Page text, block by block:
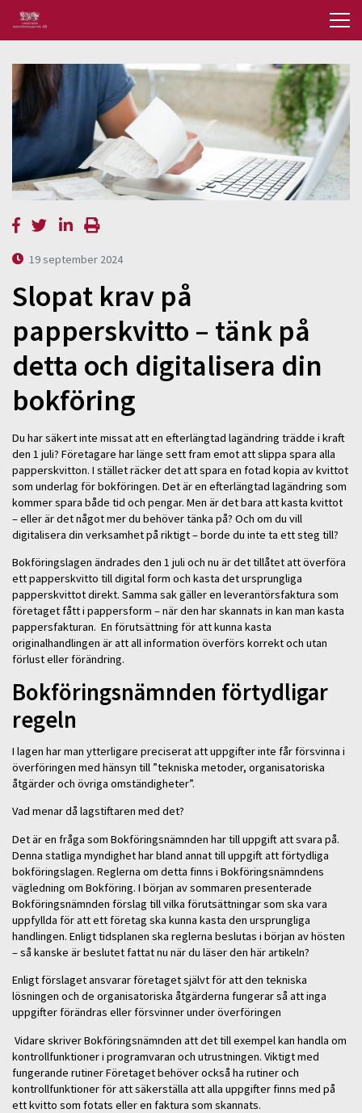
19 september 2024
Slopat krav på
papperskvitto – tänk på
detta och digitalisera din
bokföring
Du har säkert inte missat att en efterlängtad lagändring trädde i kraft
den 1 juli? Företagare har länge sett fram emot att slippa spara alla
papperskvitton. I stället räcker det att spara en fotad kopia av kvittot
som underlag för bokföringen. Det är en efterlängtad lagändring som
kommer spara både tid och pengar. Men är det bara att kasta kvittot
– eller är det något mer du behöver tänka på? Och om du vill
digitalisera din verksamhet på riktigt – borde du inte ta ett steg till?
Bokföringslagen ändrades den 1 juli och nu är det tillåtet att överföra
ett papperskvitto till digital form och kasta det ursprungliga
papperskvittot direkt. Samma sak gäller en leverantörsfaktura som
företaget fått i pappersform – när den har skannats in kan man kasta
pappersfakturan. En förutsättning för att kunna kasta
originalhandlingen är att all information överförs korrekt och utan
förlust eller förändring.
Bokföringsnämnden förtydligar
regeln
I lagen har man ytterligare preciserat att uppgifter inte får försvinna i
överföringen med hänsyn till ”tekniska metoder, organisatoriska
åtgärder och övriga omständigheter”.
Vad menar då lagstiftaren med det?
Det är en fråga som Bokföringsnämnden har till uppgift att svara på.
Denna statliga myndighet har bland annat till uppgift att förtydliga
bokföringslagen. Reglerna om detta finns i Bokföringsnämndens
vägledning om Bokföring. I början av sommaren presenterade
Bokföringsnämnden förslag till vilka förutsättningar som ska vara
uppfyllda för att ett företag ska kunna kasta den ursprungliga
handlingen. Enligt tidsplanen ska reglerna beslutas i början av hösten
– så kanske är beslutet fattat nu när du läser den här artikeln?
Enligt förslaget ansvarar företaget självt för att den tekniska
lösningen och de organisatoriska åtgärderna fungerar så att inga
uppgifter förändras eller försvinner under överföringen
Vidare skriver Bokföringsnämnden att det till exempel kan handla om
kontrollfunktioner i programvaran och utrustningen. Viktigt med
fungerande rutiner Företaget behöver också ha rutiner och
kontrollfunktioner för att säkerställa att alla uppgifter finns med på
ett kvitto som fotats eller en faktura som skannats.